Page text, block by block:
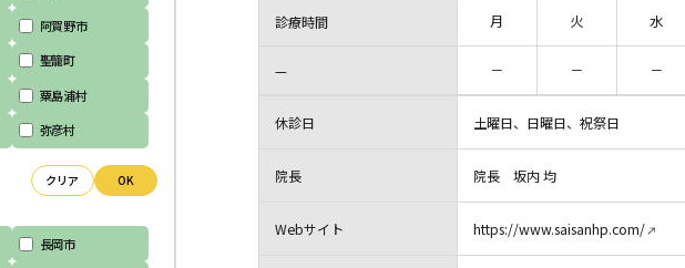
診療時間 月 火 水
— － － －
休診日 土曜日、日曜日、祝祭日
院長 院長 坂内 均
Webサイト https://www.saisanhp.com/
阿賀野市
聖籠町
粟島浦村
弥彦村
クリア OK
長岡市